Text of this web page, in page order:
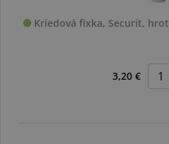
Kriedová fixka, Securit,
3,20 €